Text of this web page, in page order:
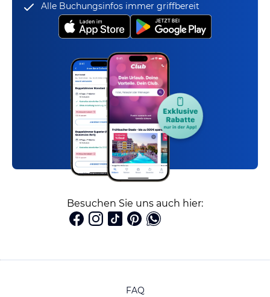
Alle Buchungsinfos immer griffbereit
Besuchen Sie uns auch hier:
FAQ